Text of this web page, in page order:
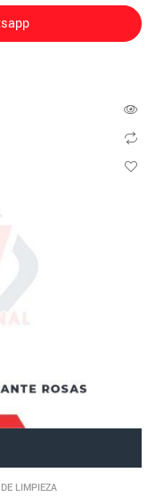
LIMPIEZA